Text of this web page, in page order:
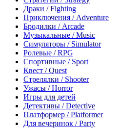
Драки / Fighting
Приключения / Adventure
Бродилки / Arcade
Музыкальные / Music
Симуляторы / Simulator
Ролевые / RPG
Спортивные / Sport
Квест / Quest
Стрелялки / Shooter
Ужасы / Horror
Игры для детей
Детективы / Detective
Платформер / Platformer
Для вечеринок / Party